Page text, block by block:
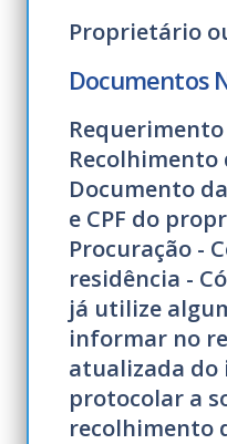
Proprietário
Documentos
Recolhimento
Documento da
e CPF do
Procuração -
residência -
já utilize
informar no
atualizada do
protocolar a
recolhimento